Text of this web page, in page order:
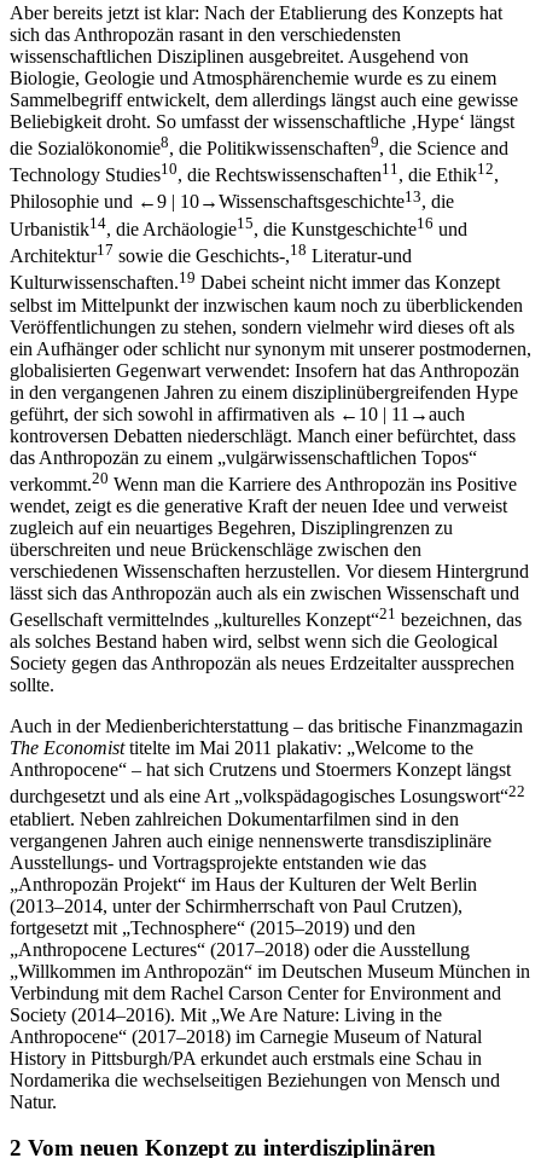
sich das Anthropozän rasant in den verschiedensten
wissenschaftlichen Disziplinen ausgebreitet. Ausgehend von
Biologie, Geologie und Atmosphärenchemie wurde es zu einem
Sammelbegriff entwickelt, dem allerdings längst auch eine gewisse
Beliebigkeit droht. So umfasst der wissenschaftliche ‚Hype‘ längst
die Sozialökonomie8, die Politikwissenschaften9, die Science and
Technology Studies10 , die Rechtswissenschaften 11, die Ethik 12,
Philosophie und←9 |10→Wissenschaftsgeschichte 13, die
Urbanistik14, die Archäologie15, die Kunstgeschichte16und
Architektur17 sowie die Geschichts-, 18Literatur-und
Kulturwissenschaften.19 Dabei scheint nicht immer das Konzept
selbst im Mittelpunkt der inzwischen kaum noch zu überblickenden
Veröffentlichungen zu stehen, sondern vielmehr wird dieses oft als
ein Aufhänger oder schlicht nur synonym mit unserer postmodernen,
globalisierten Gegenwart verwendet: Insofern hat das Anthropozän
in den vergangenen Jahren zu einem disziplinübergreifenden Hype
geführt, der sich sowohl in affirmativen als←10 |11→auch
kontroversen Debatten niederschlägt. Manch einer befürchtet, dass
das Anthropozän zu einem „vulgärwissenschaftlichen Topos“
verkommt.20Wenn man die Karriere des Anthropozän ins Positive
wendet, zeigt es die generative Kraft der neuen Idee und verweist
zugleich auf ein neuartiges Begehren, Disziplingrenzen zu
überschreiten und neue Brückenschläge zwischen den
verschiedenen Wissenschaften herzustellen. Vor diesem Hintergrund
lässt sich das Anthropozän auch als ein zwischen Wissenschaft und
Gesellschaft vermittelndes „kulturelles Konzept“21bezeichnen, das
als solches Bestand haben wird, selbst wenn sich die Geological
Society gegen das Anthropozän als neues Erdzeitalter aussprechen
sollte.
The Economisttitelte im Mai 2011 plakativ: „Welcome to the
Anthropocene“ – hat sich Crutzens und Stoermers Konzept längst
durchgesetzt und als eine Art „volkspädagogisches Losungswort“22
etabliert. Neben zahlreichen Dokumentarfilmen sind in den
vergangenen Jahren auch einige nennenswerte transdisziplinäre
Ausstellungs- und Vortragsprojekte entstanden wie das
„Anthropozän Projekt“ im Haus der Kulturen der Welt Berlin
(2013–2014, unter der Schirmherrschaft von Paul Crutzen),
fortgesetzt mit „Technosphere“ (2015–2019) und den
„Anthropocene Lectures“ (2017–2018) oder die Ausstellung
„Willkommen im Anthropozän“ im Deutschen Museum München in
Verbindung mit dem Rachel Carson Center for Environment and
Society (2014–2016). Mit „We Are Nature: Living in the
Anthropocene“ (2017–2018) im Carnegie Museum of Natural
History in Pittsburgh/PA erkundet auch erstmals eine Schau in
Nordamerika die wechselseitigen Beziehungen von Mensch und
Natur.